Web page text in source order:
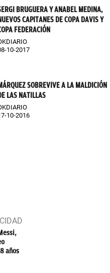
BRUGUERA Y ANABEL MEDINA,
CAPITANES DE COPA DAVIS Y
FEDERACIÓN
10-2017
SOBREVIVE A LA MALDICIÓN
LAS NATILLAS
10-2016
años